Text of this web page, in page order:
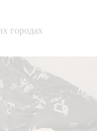
городах